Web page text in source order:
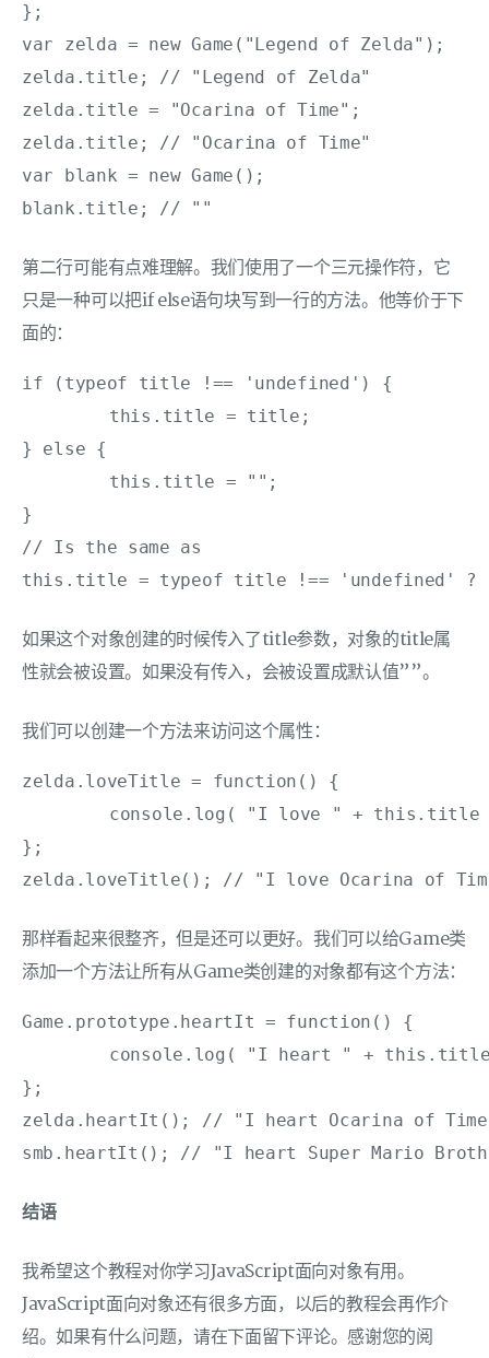
};
var zelda = new Game("Legend of Zelda");
zelda.title; // "Legend of Zelda"
zelda.title = "Ocarina of Time";
zelda.title; // "Ocarina of Time"
var blank = new Game();
blank.title; // ""
第二行可能有点难理解。我们使用了一个三元操作符，它
只是一种可以把if else语句块写到一行的方法。他等价于下
面的：
if (typeof title !== 'undefined') {
} else {
}
// Is the same as
this.title = typeof title !==
如果这个对象创建的时候传入了title参数，对象的title属
性就会被设置。如果没有传入，会被设置成默认值””。
我们可以创建一个方法来访问这个属性：
zelda.loveTitle = function() {
};
zelda.loveTitle(); // "I love Ocarina of
那样看起来很整齐，但是还可以更好。我们可以给Game类
添加一个方法让所有从Game类创建的对象都有这个方法：
Game.prototype.heartIt = function() {
};
zelda.heartIt(); // "I heart Ocarina of
smb.heartIt(); // "I heart Super Mario
结语
我希望这个教程对你学习JavaScript面向对象有用。
JavaScript面向对象还有很多方面，以后的教程会再作介
绍。如果有什么问题，请在下面留下评论。感谢您的阅